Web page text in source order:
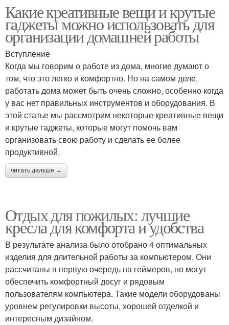
Какие креативные вещи и крутые
гаджеты можно использовать для
организации домашней работы
Вступление
Когда мы говорим о работе из дома, многие думают о
том, что это легко и комфортно. Но на самом деле,
работать дома может быть очень сложно, особенно когда
у вас нет правильных инструментов и оборудования. В
этой статье мы рассмотрим некоторые креативные вещи
и крутые гаджеты, которые могут помочь вам
организовать свою работу и сделать ее более
продуктивной.
читать дальше →
Отдых для пожилых: лучшие
кресла для комфорта и удобства
В результате анализа было отобрано 4 оптимальных
изделия для длительной работы за компьютером. Они
рассчитаны в первую очередь на геймеров, но могут
обеспечить комфортный досуг и рядовым
пользователям компьютера. Такие модели оборудованы
уровнем регулировки высоты, хорошей отделкой и
интересным дизайном.